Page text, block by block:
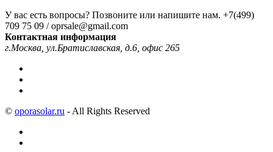
У вас есть вопросы? Позвоните или напишите нам. +7(499)
709 75 09 / oprsale@gmail.com
Контактная информация
г.Москва, ул.Братиславская, д.6, офис 265
© oporasolar.ru - All Rights Reserved